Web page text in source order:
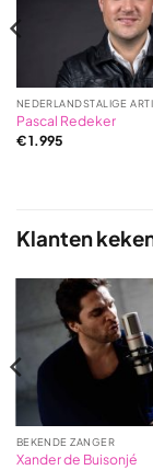
NEDERLANDSTALIGE
Pascal Redeker
€1.995
Klanten
BEKENDE ZANGER
Xander de Buisonjé